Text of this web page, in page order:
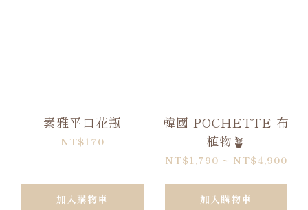
素雅平口花瓶
NT$170
加入購物車
韓國 POCHETTE 布
植物🪴
NT$1,790 ~ NT$4,900
加入購物車